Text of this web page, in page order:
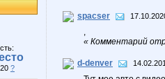
?
spacser
,
« Комментарий
d-denver